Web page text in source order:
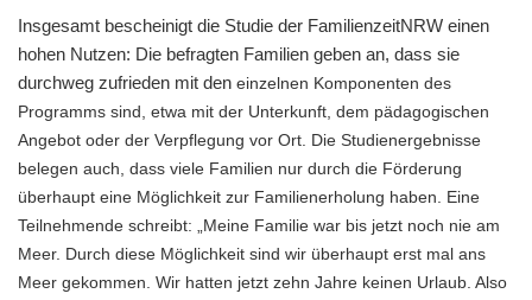
Insgesamt bescheinigt die Studie der FamilienzeitNRW einen
hohen Nutzen: Die befragten Familien geben an, dass sie
durchweg zufrieden mit den einzelnen Komponenten des
Programms sind, etwa mit der Unterkunft, dem pädagogischen
Angebot oder der Verpflegung vor Ort. Die Studienergebnisse
belegen auch, dass viele Familien nur durch die Förderung
überhaupt eine Möglichkeit zur Familienerholung haben. Eine
Teilnehmende schreibt: „Meine Familie war bis jetzt noch nie am
Meer. Durch diese Möglichkeit sind wir überhaupt erst mal ans
Meer gekommen. Wir hatten jetzt zehn Jahre keinen Urlaub. Also